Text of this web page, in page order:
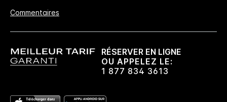
Commentaires
RÉSERVER EN LIGNE
OU APPELEZ LE:
1 877 834 3613
Pas de frais de réservation​!
facturés.
Votre vie privée est importante pour IHG, et